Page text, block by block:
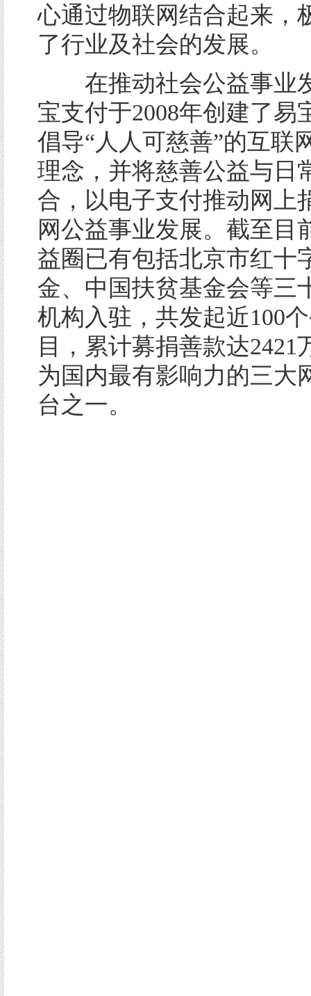
心通过物联网结合起来，
了行业及社会的发展。
在推动社会公益事业
宝支付于2008年创建了易
倡导“人人可慈善”的互联
理念，并将慈善公益与日
合，以电子支付推动网上
网公益事业发展。截至目
益圈已有包括北京市红十
金、中国扶贫基金会等三
机构入驻，共发起近100
目，累计募捐善款达2421
为国内最有影响力的三大
台之一。